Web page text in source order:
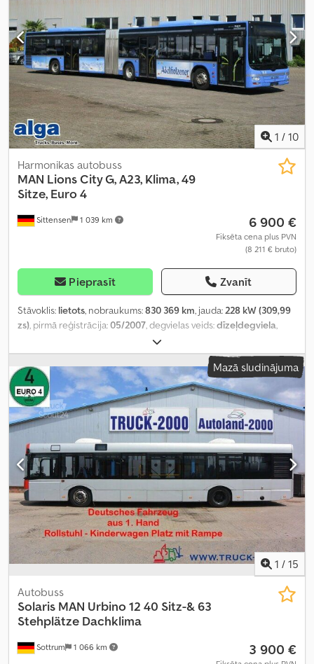
1 / 10
Sittensen 1 039 km
Harmonikas autobuss
MAN Lions City G, A23, Klima, 49
Sitze, Euro 4
6 900 €
Fiksēta cena plus PVN
(8 211 € bruto)
Pieprasīt Zvanīt
Stāvoklis: lietots, nobraukums:830 369 km, jauda: 228 kW (309,99
zs) , pirmā reģistrācija:05/2007 , degvielas veids:dīzeļdegviela
, pārnesuma veids:
Euro 4, krāsa:zils, bremzes:retardētājs, Ražošanas gads:2007,
Aprīkojums:ABS, elektroniskā stabilitātes programma (ESP),
gaisa kondicionēšana
Mazā sludinājuma
1 / 15
Sottrum 1 066 km
Autobuss
Solaris MAN Urbino 12 40 Sitz-& 63
Stehplätze Dachklima
3 900 €